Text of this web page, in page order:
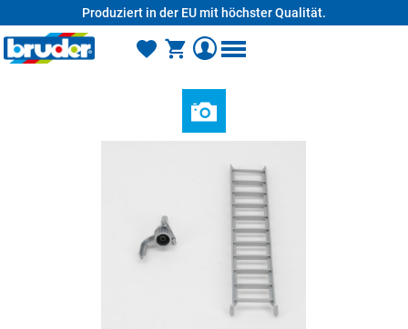
Produziert in der EU mit höchster Qualität.